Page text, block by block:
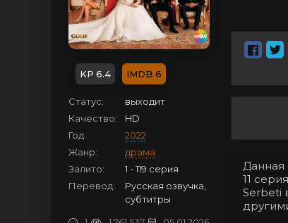
6.4 6
Статус:
выходит
Качество:
HD
Год:
2022
Жанр:
драма
Залито:
1 - 119 серия
Перевод:
Русская озвучка,
субтитры
Данная
11
Serbeti